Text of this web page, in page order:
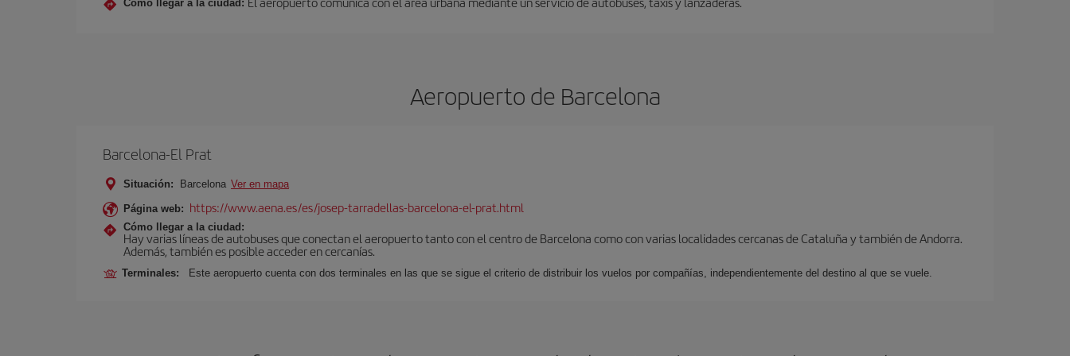
Cómo llegar a la ciudad:
Aeropuerto de Barcelona
Barcelona-El Prat
Situación: Barcelona Ver en mapa
Página web: https://www.aena.es/es/josep-tarradellas-barcelona-el-prat.html
Cómo llegar a la ciudad:
Hay varias líneas de autobuses que conectan el aeropuerto tanto con el centro de Barcelona como con varias localidades cercanas de Cataluña y también de Andorra.
Además, también es posible acceder en cercanías.
Terminales: Este aeropuerto cuenta con dos terminales en las que se sigue el criterio de distribuir los vuelos por compañías, independientemente del destino al que se vuele.